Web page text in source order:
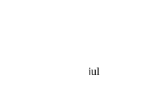
jul